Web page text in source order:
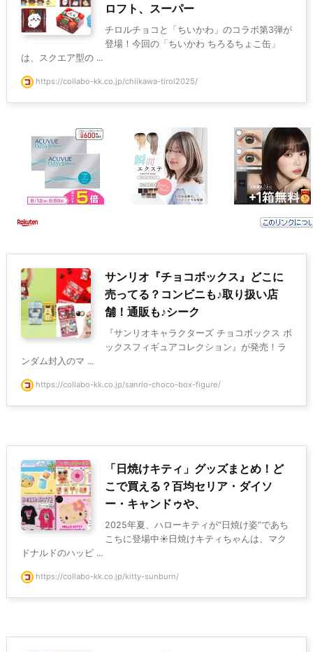
ロフト、スーパー
チロルチョコと「ちいかわ」のコラボ第3弾が
登場！今回の「ちいかわ ちろるちょこ缶」
は、スクエア型の ...
https://collabo-kk.co.jp/chiikawa-tirol2025/
サンリオ『チョコボックス』どこに
売ってる？コンビニも♪取り扱い店
舗！通販も♪シーク
『サンリオキャラクターズ チョコボックス ボ
ックスフィギュアコレクション』が発売！ラ
ンダム封入のマ ...
https://collabo-kk.co.jp/sanrio-choco-box-figure/
「日焼けキティ」グッズまとめ！ど
こで買える？百均セリア・ダイソ
ー・キャンドゥや、
2025年夏、ハローキティが“日焼け姿”であち
こちに登場中☀️日焼けキティちゃんは、マク
ドナルドのハッピ ...
https://collabo-kk.co.jp/kitty-sunburn/